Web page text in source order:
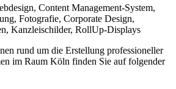
Content Management-System,
Fotografie, Corporate Design,
Kanzleischilder, RollUp-Displays
rund um die Erstellung professioneller
im Raum Köln finden Sie auf folgender